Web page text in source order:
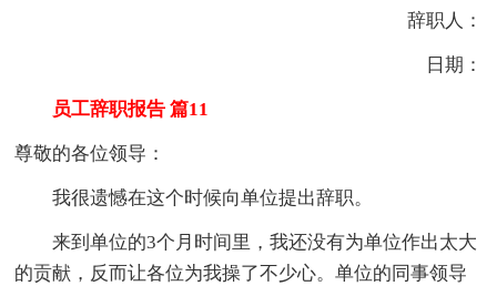
辞职人：
日期：
员工辞职报告 篇11
尊敬的各位领导：
我很遗憾在这个时候向单位提出辞职。
来到单位的3个月时间里，我还没有为单位作出太大
的贡献，反而让各位为我操了不少心。单位的同事领导